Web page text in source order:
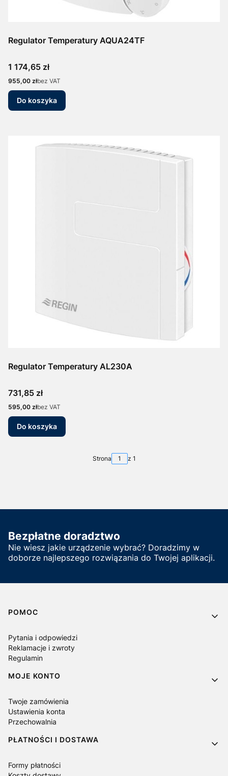
Regulator Temperatury AQUA24TF
Cena
1 174,65 zł
Cena
955,00 złbez VAT
Do koszyka
Regulator Temperatury AL230A
Cena
731,85 zł
Cena
595,00 złbez VAT
Do koszyka
Strona z 1
Bezpłatne doradztwo
Nie wiesz jakie urządzenie wybrać? Doradzimy w
doborze najlepszego rozwiązania do Twojej aplikacji.
Linki w stopce
POMOC
Pytania i odpowiedzi
Reklamacje i zwroty
Regulamin
MOJE KONTO
Twoje zamówienia
Ustawienia konta
Przechowalnia
PŁATNOŚCI I DOSTAWA
Formy płatności